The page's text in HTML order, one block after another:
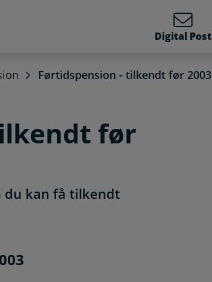
Digital Post
Førtidspension - tilkendt før 2003
før
du kan få tilkendt
før 2003